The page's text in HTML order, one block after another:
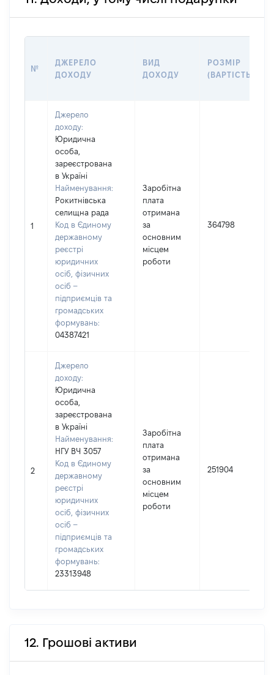
№
ДЖЕРЕЛО
ДОХОДУ
ВИД
ДОХОДУ
РОЗМІР
(ВАРТІСТЬ)
1
Джерело
доходу:
Юридична
особа,
зареєстрована
в Україні
Найменування:
Рокитнівська
селищна рада
Код в Єдиному
державному
реєстрі
юридичних
осіб, фізичних
осіб –
підприємців та
громадських
формувань:
04387421
Заробітна
плата
отримана
за
основним
місцем
роботи
364798
2
Джерело
доходу:
Юридична
особа,
зареєстрована
в Україні
Найменування:
НГУ ВЧ 3057
Код в Єдиному
державному
реєстрі
юридичних
осіб, фізичних
осіб –
підприємців та
громадських
формувань:
23313948
Заробітна
плата
отримана
за
основним
місцем
роботи
251904
12. Грошові активи